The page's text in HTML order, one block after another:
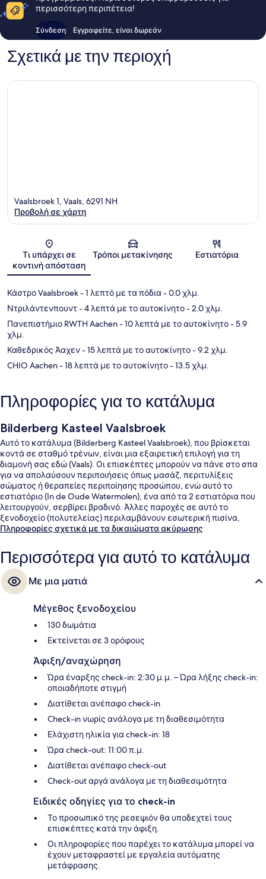
περισσότερη περιπέτεια!
Σύνδεση Εγγραφείτε, είναι δωρεάν
Σχετικά με την περιοχή
Χάρτης
Vaalsbroek 1, Vaals, 6291 NH
Προβολή σε χάρτη
Τι υπάρχει σε
κοντινή απόσταση
Τρόποι μετακίνησης Εστιατόρια
Κάστρο Vaalsbroek- 1 λεπτό με τα πόδια- 0.0 χλμ.
Ντριλάντενπουντ- 4 λεπτά με το αυτοκίνητο- 2.0 χλμ.
Πανεπιστήμιο RWTH Aachen- 10 λεπτά με το αυτοκίνητο- 5.9
χλμ.
Καθεδρικός Άαχεν- 15 λεπτά με το αυτοκίνητο- 9.2 χλμ.
CHIO Aachen- 18 λεπτά με το αυτοκίνητο- 13.5 χλμ.
Πληροφορίες για το κατάλυμα
Bilderberg Kasteel Vaalsbroek
Αυτό το κατάλυμα (Bilderberg Kasteel Vaalsbroek), που βρίσκεται
κοντά σε σταθμό τρένων, είναι μια εξαιρετική επιλογή για τη
διαμονή σας εδώ (Vaals). Οι επισκέπτες μπορούν να πάνε στο σπα
για να απολαύσουν περιποιήσεις όπως μασάζ, περιτυλίξεις
σώματος ή θεραπείες περιποίησης προσώπου, ενώ αυτό το
εστιατόριο (In de Oude Watermolen), ένα από τα 2 εστιατόρια που
λειτουργούν, σερβίρει βραδινό. Άλλες παροχές σε αυτό το
ξενοδοχείο (πολυτελείας) περιλαμβάνουν εσωτερική πισίνα,
μπαρ/lounge και γυμναστήριο. Άλλοι ταξιδιώτες λατρεύουν το
Πληροφορίες σχετικά με τα δικαιώματα ακύρωσης
Περισσότερα για αυτό το κατάλυμα
Με μια ματιά
Μέγεθος ξενοδοχείου
130 δωμάτια
Εκτείνεται σε 3 ορόφους
Άφιξη/αναχώρηση
Ώρα έναρξης check-in: 2:30 μ.μ. – Ώρα λήξης check-in:
οποιαδήποτε στιγμή
Διατίθεται ανέπαφο check-in
Check-in νωρίς ανάλογα με τη διαθεσιμότητα
Ελάχιστη ηλικία για check-in: 18
Ώρα check-out: 11:00 π.μ.
Διατίθεται ανέπαφο check-out
Check-out αργά ανάλογα με τη διαθεσιμότητα
Ειδικές οδηγίες για το check-in
Το προσωπικό της ρεσεψιόν θα υποδεχτεί τους
επισκέπτες κατά την άφιξη.
Οι πληροφορίες που παρέχει το κατάλυμα μπορεί να
έχουν μεταφραστεί με εργαλεία αυτόματης
μετάφρασης.